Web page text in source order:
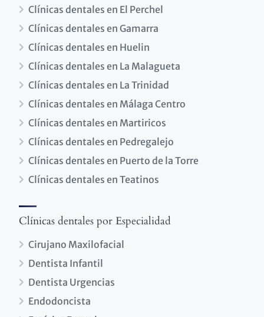
Clínicas dentales en El Perchel
Clínicas dentales en Gamarra
Clínicas dentales en Huelin
Clínicas dentales en La Malagueta
Clínicas dentales en La Trinidad
Clínicas dentales en Málaga Centro
Clínicas dentales en Martiricos
Clínicas dentales en Pedregalejo
Clínicas dentales en Puerto de la Torre
Clínicas dentales en Teatinos
Clínicas dentales por Especialidad
Cirujano Maxilofacial
Dentista Infantil
Dentista Urgencias
Endodoncista